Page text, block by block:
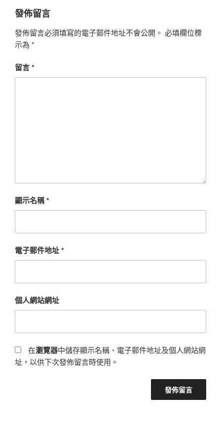
發佈留言
發佈留言必須填寫的電子郵件地址不會公開。 必填欄位標
示為 *
留言*
顯示名稱*
電子郵件地址*
個人網站網址
在瀏覽器中儲存顯示名稱、電子郵件地址及個人網站網
址，以供下次發佈留言時使用。